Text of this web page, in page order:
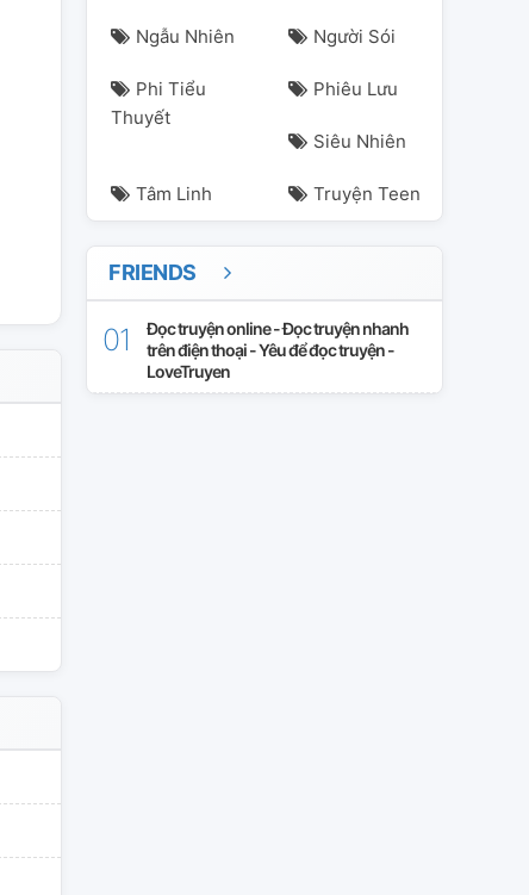
sonk vuongbinh
Ngẫu Nhiên Người Sói
Phi Tiểu
Thuyết
Phiêu Lưu
Siêu Nhiên
Tâm Linh Truyện Teen
FRIENDS
Đọc truyện online - Đọc truyện nhanh
trên điện thoại - Yêu để đọc truyện -
LoveTruyen